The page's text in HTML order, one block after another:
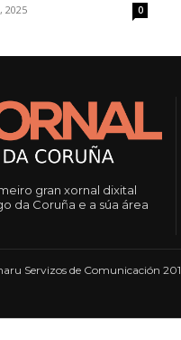
2025 0
gran xornal dixital
da Coruña e a súa área
Servizos de Comunicación